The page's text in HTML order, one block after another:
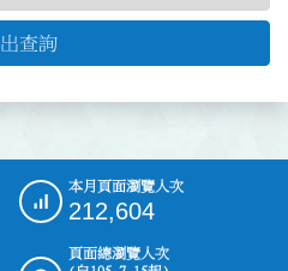
查詢
本月頁面瀏覽人次
212,604
頁面總瀏覽人次